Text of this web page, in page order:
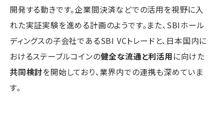
開発する動きです。企業間決済などでの活用を視野に入
れた実証実験を進める計画のようです。また、SBIホール
ディングスの子会社であるSBI VCトレードと、日本国内に
おけるステーブルコインの健全な流通と利活用に向けた
共同検討を開始しており、業界内での連携も深めていま
す。